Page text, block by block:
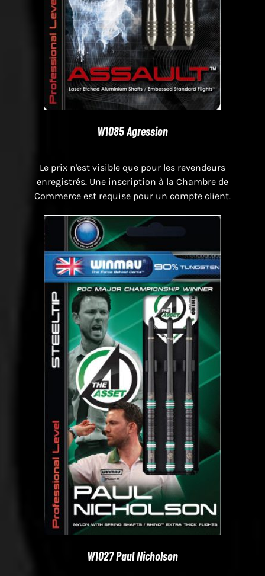
W1085 Agression
Le prix n'est visible que pour les revendeurs
enregistrés. Une inscription à la Chambre de
Commerce est requise pour un compte client.
W1027 Paul Nicholson